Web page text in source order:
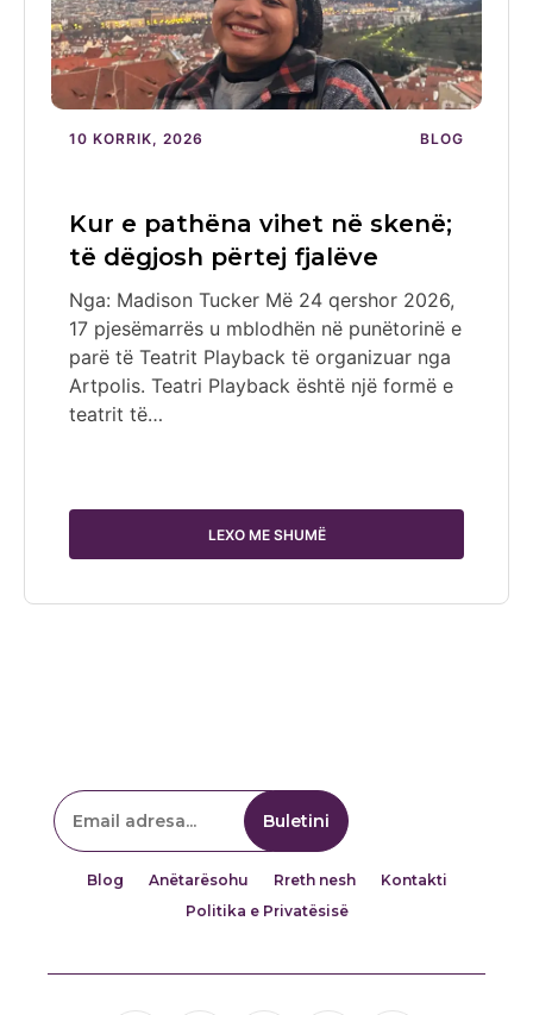
10 KORRIK, 2026 BLOG
Kur e pathëna vihet në skenë;
të dëgjosh përtej fjalëve
Nga: Madison Tucker Më 24 qershor 2026,
17 pjesëmarrës u mblodhën në punëtorinë e
parë të Teatrit Playback të organizuar nga
Artpolis. Teatri Playback është një formë e
teatrit të…
LEXO ME SHUMË
Blog Anëtarësohu Rreth nesh
Kontakti
Politika e Privatësisë